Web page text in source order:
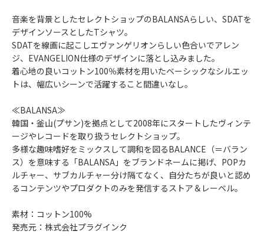
音楽を背景としたセレクトショップのBALANSAらしい、SDATを
デザインソースとしたTシャツ。
SDATを線画に起こしエヴァンゲリオンらしい色合いでアレン
ジ、EVANGELION仕様のデザインに落とし込みました。
着心地の良いコットン100％素材を用いたベーシックなシルエッ
トは、幅広いシーンで活躍すること間違いなし。
≪BALANSA≫
韓国・釜山(プサン)を拠点として2008年にスタートしたヴィンテ
ージやレコードを取り扱うセレクトショップ。
多様な趣味嗜好をミックスして調和を図るBALANCE（＝バラン
ス）を意味する「BALANSA」をブランドネームに掲げ、POPカ
ルチャー、サブカルチャー分け隔てなく、自分たちが良いと認め
るコンテンツやプロダクトのみを発信するストア＆レーベル。
素材：コットン100%
発売元：株式会社プラグインク